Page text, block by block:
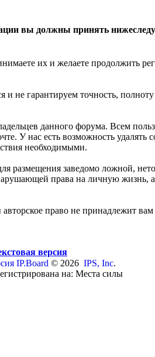
вы должны принять
их и желаете продолжить
не гарантируем точность,
данного форума. Всем
У нас есть возможность
необходимыми.
размещения заведомо ложной,
права на личную
право не принадлежит
версия
IP.Board © 2026 IPS, Inc.
на: Места силы